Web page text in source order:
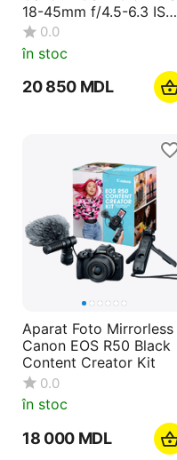
18-45mm f/4.5-6.3 IS
STM KIT
0.0
în stoc
20 850 MDL
Aparat Foto Mirrorless
Canon EOS R50 Black
Content Creator Kit
0.0
în stoc
18 000 MDL